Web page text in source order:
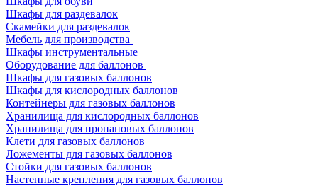
Шкафы для раздевалок
Скамейки для раздевалок
Мебель для производства
Шкафы инструментальные
Оборудование для баллонов
Шкафы для газовых баллонов
Шкафы для кислородных баллонов
Контейнеры для газовых баллонов
Хранилища для кислородных баллонов
Хранилища для пропановых баллонов
Клети для газовых баллонов
Ложементы для газовых баллонов
Стойки для газовых баллонов
Настенные крепления для газовых баллонов